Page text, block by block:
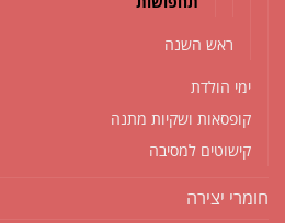
ראש השנה
ימי הולדת
קופסאות ושקיות מתנה
קישוטים למסיבה
חומרי יצירה